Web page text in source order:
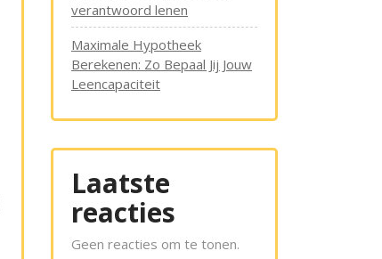
verantwoord lenen
Maximale Hypotheek
Berekenen: Zo Bepaal Jij Jouw
Leencapaciteit
Laatste
reacties
Geen reacties om te tonen.